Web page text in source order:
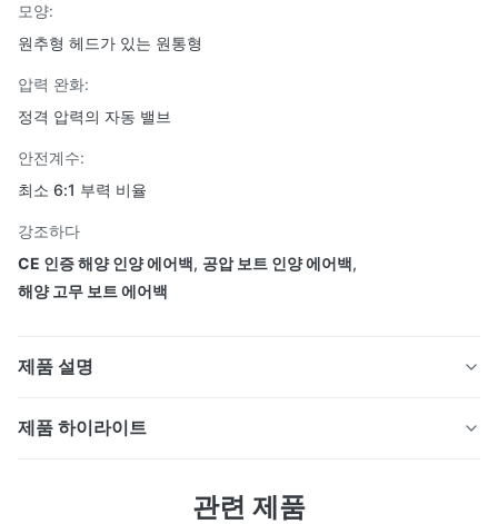
모양:
원추형 헤드가 있는 원통형
압력 완화:
정격 압력의 자동 밸브
안전계수:
최소 6:1 부력 비율
강조하다
CE 인증 해양 인양 에어백, 공압 보트 인양 에어백,
해양 고무 보트 에어백
제품 설명
해양 인양 고무 선박 해양 에어백 발사 에어백 대량
침몰 선박 또는 해양 시설 인양 및 구조 현장용 부양 보조 고무 에어
제품 하이라이트
침몰 선박 또는 해양 시설 인양 및 구조 현장용 부양 보조
관련 제품